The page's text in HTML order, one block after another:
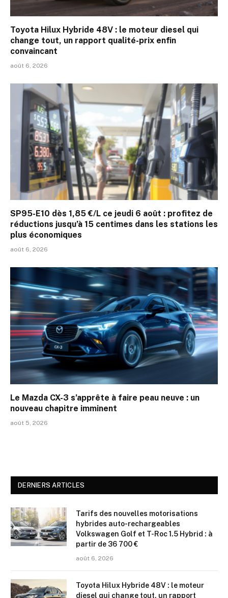
Toyota Hilux Hybride 48V : le moteur diesel qui
change tout, un rapport qualité-prix enfin
convaincant
août 6, 2026
SP95-E10 dès 1,85 €/L ce jeudi 6 août : profitez de
réductions jusqu’à 15 centimes dans les stations les
plus économiques
août 6, 2026
Le Mazda CX-3 s’apprête à faire peau neuve : un
nouveau chapitre imminent
août 5, 2026
DERNIERS ARTICLES
Tarifs des nouvelles motorisations
hybrides auto-rechargeables
Volkswagen Golf et T-Roc 1.5 Hybrid : à
partir de 36 700 €
août 6, 2026
Toyota Hilux Hybride 48V : le moteur
diesel qui change tout, un rapport